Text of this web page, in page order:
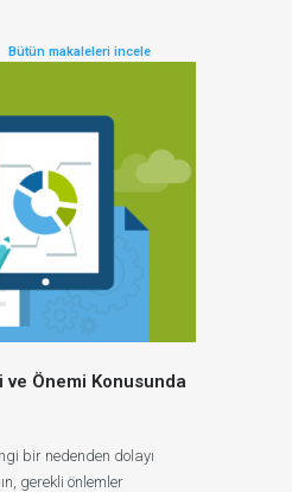
Bütün makaleleri incele
ve Önemi Konusunda
bir nedenden dolayı
gerekli önlemler